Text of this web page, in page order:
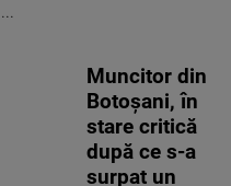
Muncitor din
Botoșani, în
stare critică
după ce s-a
surpat un